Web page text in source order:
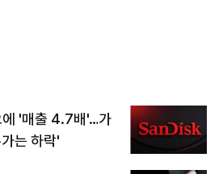
에 '매출 4.7배'…가
는 하락'